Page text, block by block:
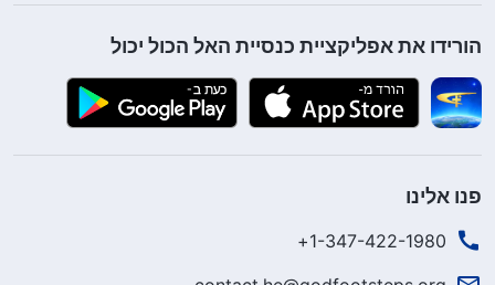
הורידו את אפליקציית כנסיית האל הכול יכול
פנו אלינו
1-347-422-1980+